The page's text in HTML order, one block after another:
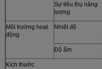
Sự tiêu thụ năng
lượng
Môi trường hoạt
động
Nhiệt độ
Độ ẩm
Kích thước